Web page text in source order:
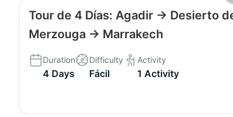
Tour de 4 Días: Agadir → Desierto
Merzouga → Marrakech
Duration
4 Days
Difficulty
Fácil
Activity
1 Activity